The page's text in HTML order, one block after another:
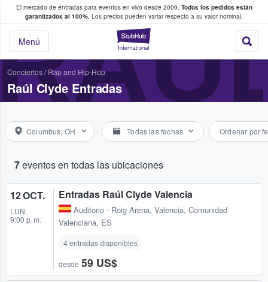
El mercado de entradas para eventos en vivo desde 2009. Todos los pedidos están
garantizados al 100%. Los precios pueden variar respecto a su valor nominal.
StubHub:
Menú
y venta de entradas entre fans
Conciertos/ Rap and Hip-Hop
Raúl Clyde Entradas
Columbus, OH Todas las fechas Ordenar por
7eventos en todas las ubicaciones
12 OCT.
LUN.
9:00 p. m.
Entradas Raúl Clyde Valencia
Auditorio - Roig Arena, Valencia, Comunidad
Valenciana, ES
4 entradas disponibles
desde 59 US$